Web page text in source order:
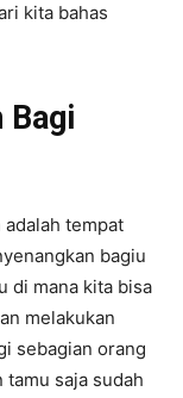
kita bahas
Bagi
tempat
bagiu
di mana kita bisa
melakukan
sebagian orang
saja sudah